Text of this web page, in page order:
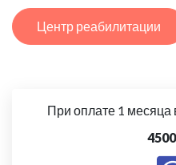
Центр реабилитации
При оплате 1 месяца